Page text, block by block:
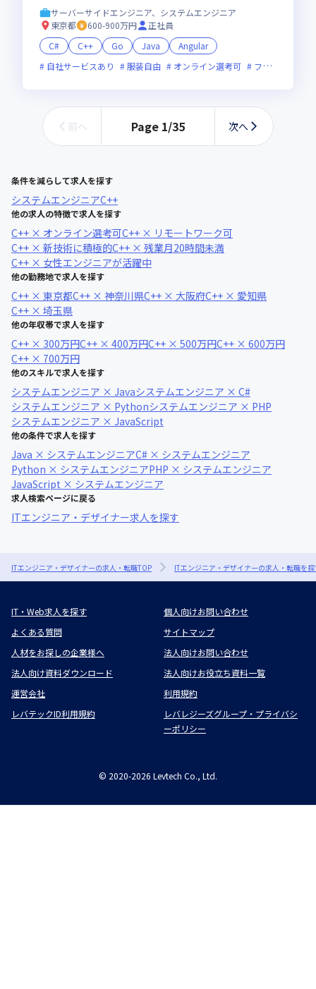
サーバーサイドエンジニア、システムエンジニア
東京都
600-900万円
正社員
C#
C++ Go Java
Angular
自社サービスあり
服装自由 オンライン選考可 フレックス制度あり
前へ Page 1/35 次へ
条件を減らして求人を探す
システムエンジニアC++
他の求人の特徴で求人を探す
C++ × オンライン選考可C++ × リモートワーク可
C++ × 新技術に積極的C++ × 残業月20時間未満
C++ × 女性エンジニアが活躍中
他の勤務地で求人を探す
C++ × 東京都C++ × 神奈川県C++ × 大阪府C++ × 愛知県
C++ × 埼玉県
他の年収帯で求人を探す
C++ × 300万円C++ × 400万円C++ × 500万円C++ × 600万円
C++ × 700万円
他のスキルで求人を探す
システムエンジニア × Javaシステムエンジニア × C#
システムエンジニア × Pythonシステムエンジニア × PHP
システムエンジニア × JavaScript
他の条件で求人を探す
Java × システムエンジニアC# × システムエンジニア
Python × システムエンジニアPHP × システムエンジニア
JavaScript × システムエンジニア
求人検索ページに戻る
ITエンジニア・デザイナー求人を探す
ITエンジニア・デザイナーの求人・転職TOP ITエンジニア・デザイナーの求人・転職を
IT・Web求人を探す
個人向けお問い合わせ
よくある質問
サイトマップ
人材をお探しの企業様へ
法人向けお問い合わせ
法人向け資料ダウンロード
法人向けお役立ち資料一覧
運営会社
利用規約
レバテックID利用規約
レバレジーズグループ・プライバシ
ーポリシー
© 2020-2026 Levtech Co., Ltd.